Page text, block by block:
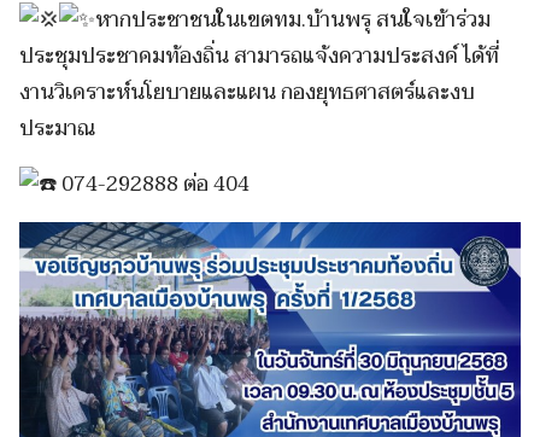
หากประชาชนในเขตทม.บ้านพรุ สนใจเข้าร่วม
ประชุมประชาคมท้องถิ่น สามารถแจ้งความประสงค์ ได้ที่
งานวิเคราะห์นโยบายและแผน กองยุทธศาสตร์และงบ
ประมาณ
074-292888 ต่อ 404